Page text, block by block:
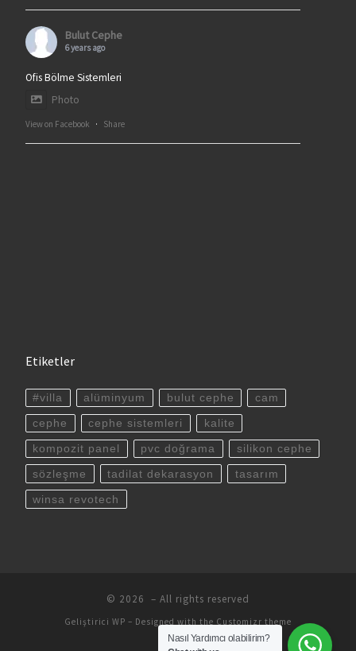
Bulut Cephe
6 years ago
Ofis Bölme Sistemleri
Photo
View on Facebook · Share
Etiketler
#villa alüminyum bulut cephe cam
cephe cephe sistemleri kalite
kompozit panel pvc doğrama silikon cephe
sözleşme tadilat dekarasyon tasarım
winsa revotech
© 2026 – All rights reserved
Geliştirici WP – Designed with the Customizr theme
Nasıl Yardımcı olabilirim?